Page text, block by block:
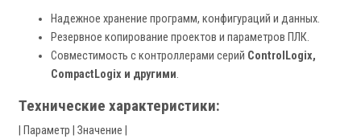
Надежное хранение программ, конфигураций и данных.
Резервное копирование проектов и параметров ПЛК.
Совместимость с контроллерами серий ControlLogix,
CompactLogix и другими.
Технические характеристики:
| Параметр | Значение |